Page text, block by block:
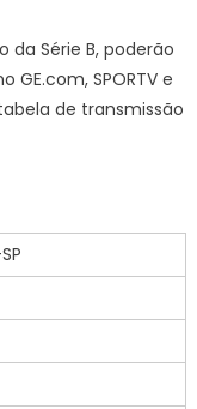
da Série B, poderão
GE.com, SPORTV e
de transmissão